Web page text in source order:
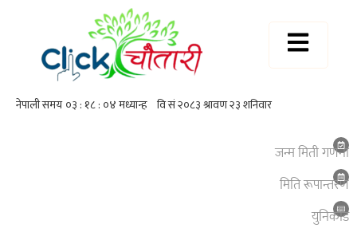
जन्म मिती गणना
मिति रूपान्तरण
युनिकाेड